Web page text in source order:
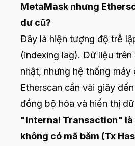
MetaMask nhưng
dư cũ?
Đây là hiện tượng độ trễ
(indexing lag). Dữ liệu
nhật, nhưng hệ thống máy
Etherscan cần vài giây
đồng bộ hóa và hiển thị
"Internal Transaction" là
không có mã băm (Tx